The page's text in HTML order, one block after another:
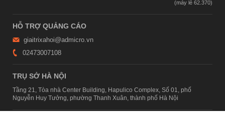
HỖ TRỢ QUẢNG CÁO
giaitrixahoi@admicro.vn
02473007108
TRỤ SỞ HÀ NỘI
Tầng 21, Tòa nhà Center Building, Hapulico Complex, Số 01, phố
Nguyễn Huy Tưởng, phường Thanh Xuân, thành phố Hà Nội